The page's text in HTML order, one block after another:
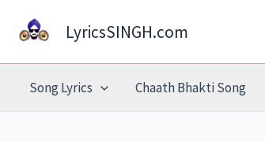
LyricsSINGH.com
Song Lyrics Chaath Bhakti Song